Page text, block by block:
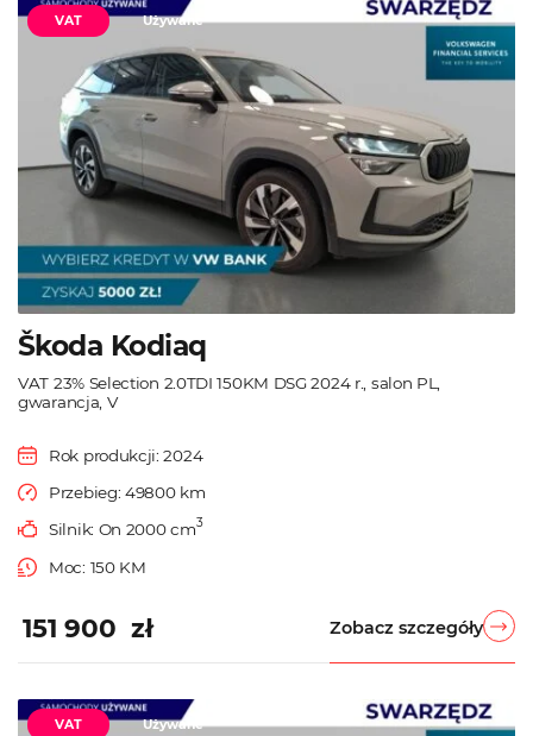
VAT Używane
Škoda Kodiaq
VAT 23% Selection 2.0TDI 150KM DSG 2024 r., salon PL,
gwarancja, V
Rok produkcji: 2024
Przebieg: 49800 km
Silnik: On 2000 cm3
Moc: 150 KM
151 900 zł Zobacz szczegóły
VAT Używane